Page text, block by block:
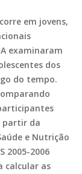
em jovens,
examinaram
dos
do tempo.
partir da
e Nutrição
2005-2006
calcular as